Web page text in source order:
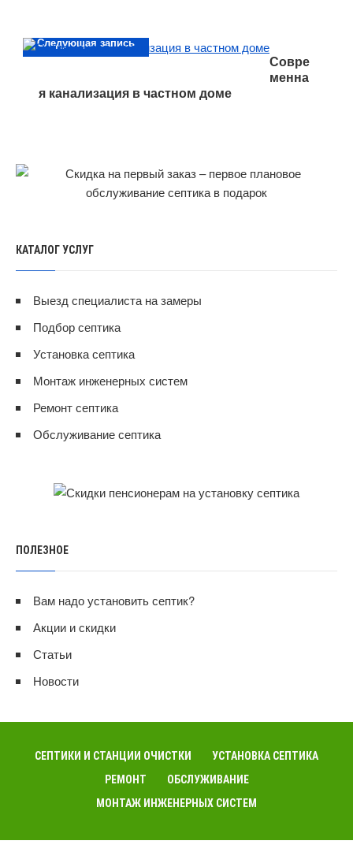
Следующая запись
Совре
менна
я канализация в частном доме
КАТАЛОГ УСЛУГ
Выезд специалиста на замеры
Подбор септика
Установка септика
Монтаж инженерных систем
Ремонт септика
Обслуживание септика
ПОЛЕЗНОЕ
Вам надо установить септик?
Акции и скидки
Статьи
Новости
СЕПТИКИ И СТАНЦИИ ОЧИСТКИ
УСТАНОВКА СЕПТИКА
РЕМОНТ
ОБСЛУЖИВАНИЕ
МОНТАЖ ИНЖЕНЕРНЫХ СИСТЕМ